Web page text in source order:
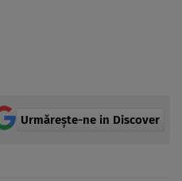
Urmărește-ne in Discover